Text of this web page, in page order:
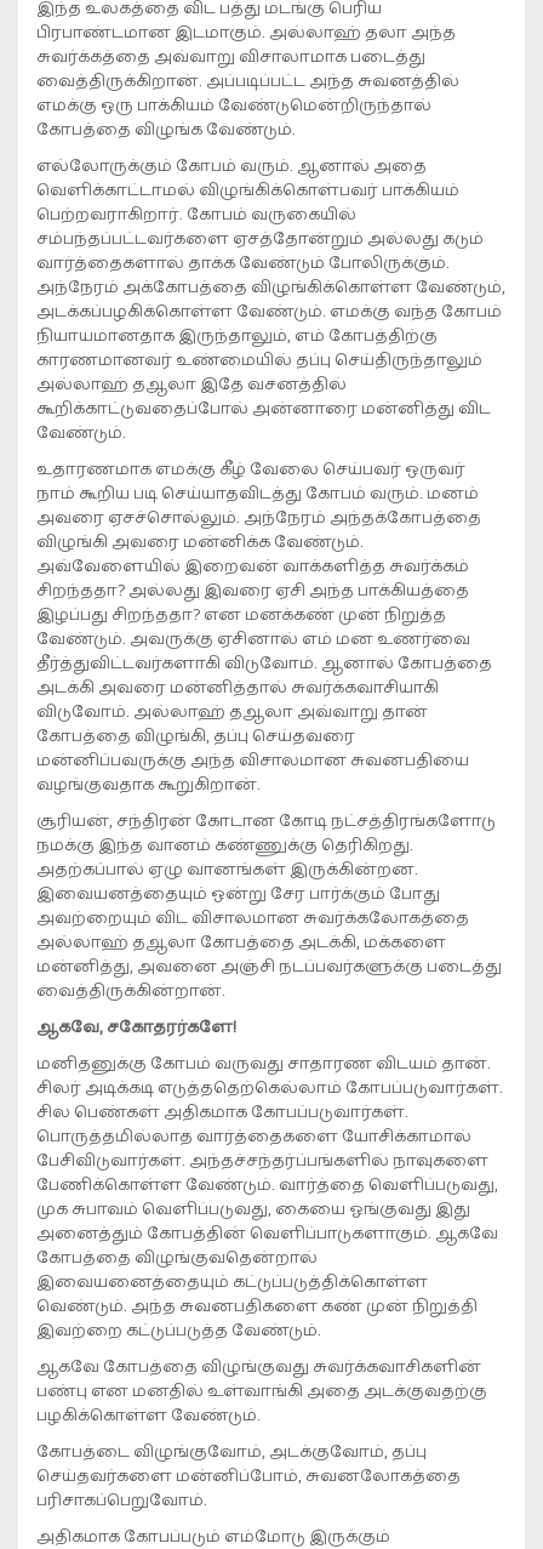
இந்த உலகத்தை விட பத்து மடங்கு பெரிய
பிரபாண்டமான இடமாகும். அல்லாஹ் தலா அந்த
சுவர்க்கத்தை அவ்வாறு விசாலாமாக படைத்து
வைத்திருக்கிறான். அப்படிப்பட்ட அந்த சுவனத்தில்
எமக்கு ஒரு பாக்கியம் வேண்டுமென்றிருந்தால்
கோபத்தை விழுங்க வேண்டும்.
எல்லோருக்கும் கோபம் வரும். ஆனால் அதை
வெளிக்காட்டாமல் விழுங்கிக்கொள்பவர் பாக்கியம்
பெற்றவராகிறார். கோபம் வருகையில்
சம்பந்தப்பட்டவர்களை ஏசத்தோன்றும் அல்லது கடும்
வார்த்தைகளால் தாக்க வேண்டும் போலிருக்கும்.
அந்நேரம் அக்கோபத்தை விழுங்கிக்கொள்ள வேண்டும்,
அடக்கப்பழகிக்கொள்ள வேண்டும். எமக்கு வந்த கோபம்
நியாயமானதாக இருந்தாலும், எம் கோபத்திற்கு
காரணமானவர் உண்மையில் தப்பு செய்திருந்தாலும்
அல்லாஹ் தஆலா இதே வசனத்தில்
கூறிக்காட்டுவதைப்போல் அன்னாரை மன்னித்து விட
வேண்டும்.
உதாரணமாக எமக்கு கீழ் வேலை செய்பவர் ஒருவர்
நாம் கூறிய படி செய்யாதவிடத்து கோபம் வரும். மனம்
அவரை ஏசச்சொல்லும். அந்நேரம் அந்தக்கோபத்தை
விழுங்கி அவரை மன்னிக்க வேண்டும்.
அவ்வேளையில் இறைவன் வாக்களித்த சுவர்க்கம்
சிறந்ததா? அல்லது இவரை ஏசி அந்த பாக்கியத்தை
இழப்பது சிறந்ததா? என மனக்கண் முன் நிறுத்த
வேண்டும். அவருக்கு ஏசினால் எம் மன உணர்வை
தீர்த்துவிட்டவர்களாகி விடுவோம். ஆனால் கோபத்தை
அடக்கி அவரை மன்னித்தால் சுவர்க்கவாசியாகி
விடுவோம். அல்லாஹ் தஆலா அவ்வாறு தான்
கோபத்தை விழுங்கி, தப்பு செய்தவரை
மன்னிப்பவருக்கு அந்த விசாலமான சுவனபதியை
வழங்குவதாக கூறுகிறான்.
சூரியன், சந்திரன் கோடான கோடி நட்சத்திரங்களோடு
நமக்கு இந்த வானம் கண்ணுக்கு தெரிகிறது.
அதற்கப்பால் ஏழு வானங்கள் இருக்கின்றன.
இவையனத்தையும் ஒன்று சேர பார்க்கும் போது
அவற்றையும் விட விசாலமான சுவர்க்கலோகத்தை
அல்லாஹ் தஆலா கோபத்தை அடக்கி, மக்களை
மன்னித்து, அவனை அஞ்சி நடப்பவர்களுக்கு படைத்து
வைத்திருக்கின்றான்.
ஆகவே, சகோதரர்களே!
மனிதனுக்கு கோபம் வருவது சாதாரண விடயம் தான்.
சிலர் அடிக்கடி எடுத்ததெற்கெல்லாம் கோபப்படுவார்கள்.
சில பெண்கள் அதிகமாக கோபப்படுவார்கள்.
பொருத்தமில்லாத வார்த்தைகளை யோசிக்காமால்
பேசிவிடுவார்கள். அந்தச்சந்தர்ப்பங்களில் நாவுகளை
பேணிக்கொள்ள வேண்டும். வார்த்தை வெளிப்படுவது,
முக சுபாவம் வெளிப்படுவது, கையை ஓங்குவது இது
அனைத்தும் கோபத்தின் வெளிப்பாடுகளாகும். ஆகவே
கோபத்தை விழுங்குவதென்றால்
இவையனைத்தையும் கட்டுப்படுத்திக்கொள்ள
வெண்டும். அந்த சுவனபதிகளை கண் முன் நிறுத்தி
இவற்றை கட்டுப்படுத்த வேண்டும்.
ஆகவே கோபத்தை விழுங்குவது சுவர்க்கவாசிகளின்
பண்பு என மனதில் உள்வாங்கி அதை அடக்குவதற்கு
பழகிக்கொள்ள வேண்டும்.
கோபத்டை விழுங்குவோம், அடக்குவோம், தப்பு
செய்தவர்களை மன்னிப்போம், சுவனலோகத்தை
பரிசாகப்பெறுவோம்.
அதிகமாக கோபப்படும் எம்மோடு இருக்கும்